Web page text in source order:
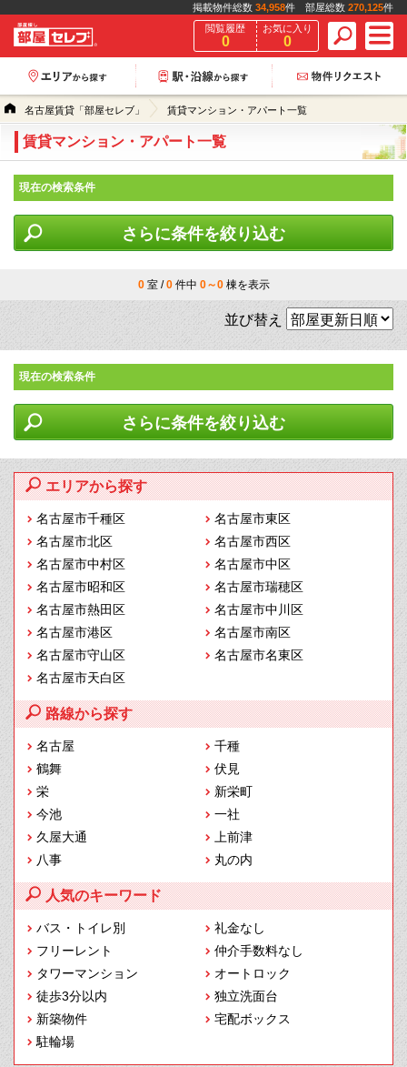
掲載物件総数 34,958件 部屋総数 270,125件
閲覧履歴
0
お気に入り
0
名古屋賃貸「部屋セレブ」 賃貸マンション・アパート一覧
賃貸マンション・アパート一覧
現在の検索条件
さらに条件を絞り込む
0室 /0件中 0～0棟を表示
並び替え
現在の検索条件
さらに条件を絞り込む
エリアから探す
名古屋市千種区
名古屋市東区
名古屋市北区
名古屋市西区
名古屋市中村区
名古屋市中区
名古屋市昭和区
名古屋市瑞穂区
名古屋市熱田区
名古屋市中川区
名古屋市港区
名古屋市南区
名古屋市守山区
名古屋市名東区
名古屋市天白区
路線から探す
名古屋
千種
鶴舞
伏見
栄
新栄町
今池
一社
久屋大通
上前津
八事
丸の内
人気のキーワード
バス・トイレ別
礼金なし
フリーレント
仲介手数料なし
タワーマンション
オートロック
徒歩3分以内
独立洗面台
新築物件
宅配ボックス
駐輪場